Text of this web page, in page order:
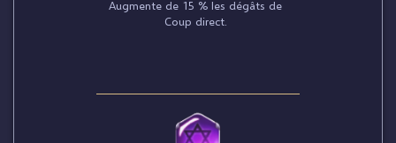
Augmente de 15 % les dégâts de
Coup direct.